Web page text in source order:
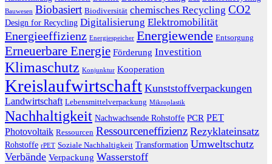
Bauwesen Biobasiert Biodiversität chemisches Recycling CO2
Design for Recycling Digitalisierung Elektromobilität
Energieeffizienz Energiespeicher Energiewende Entsorgung
Erneuerbare Energie Förderung Investition
Klimaschutz Konjunktur Kooperation
Kreislaufwirtschaft Kunststoffverpackungen
Landwirtschaft Lebensmittelverpackung Mikroplastik
Nachhaltigkeit Nachwachsende Rohstoffe PCR PET
Photovoltaik Ressourcen Ressourceneffizienz Rezyklateinsatz
Rohstoffe rPET Soziale Nachhaltigkeit Transformation Umweltschutz
Verbände Verpackung Wasserstoff